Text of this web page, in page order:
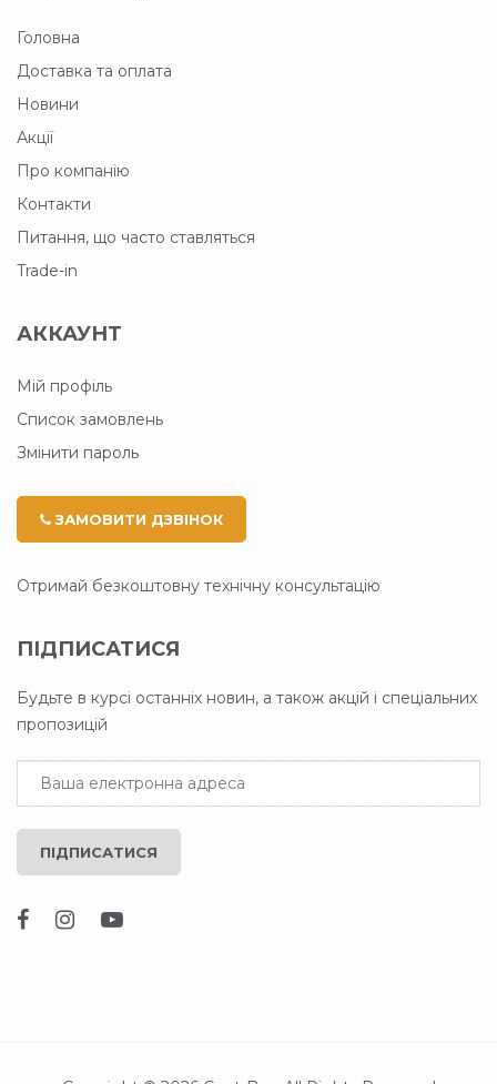
Головна
Доставка та оплата
Новини
Акції
Про компанію
Контакти
Питання, що часто ставляться
Trade-in
АККАУНТ
Мій профіль
Список замовлень
Змінити пароль
ЗАМОВИТИ ДЗВІНОК
Отримай безкоштовну технічну консультацію
ПІДПИСАТИСЯ
Будьте в курсі останніх новин, а також акцій і спеціальних
пропозицій
ПІДПИСАТИСЯ